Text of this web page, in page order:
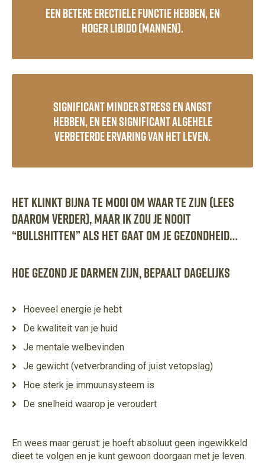
Een betere erectiele functie hebben, en
hoger libido (mannen).
Significant minder stress en angst
hebben, en een significant algehele
verbeterde ervaring van het leven.
Het klinkt bijna te mooi om waar te zijn (lees
daarom verder), maar ik zou je nooit
“bullshitten” als het gaat om je gezondheid…
Hoe gezond je darmen zijn, bepaalt dagelijks
Hoeveel energie je hebt
De kwaliteit van je huid
Je mentale welbevinden
Je gewicht (vetverbranding of juist vetopslag)
Hoe sterk je immuunsysteem is
De snelheid waarop je veroudert
En wees maar gerust: je hoeft absoluut geen ingewikkeld
dieet te volgen en je kunt gewoon doorgaan met je leven.